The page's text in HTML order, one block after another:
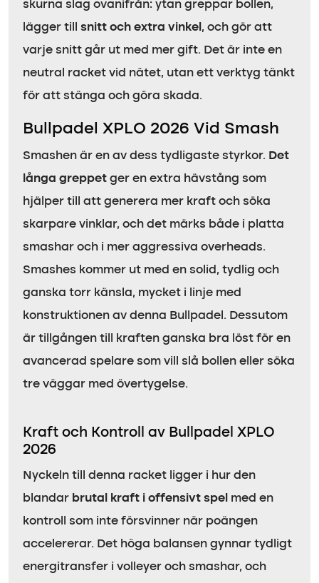
skurna slag ovanifrån: ytan greppar bollen,
lägger till snitt och extra vinkel , och gör att
varje snitt går ut med mer gift. Det är inte en
neutral racket vid nätet, utan ett verktyg tänkt
för att stänga och göra skada.
Bullpadel XPLO 2026 Vid Smash
Smashen är en av dess tydligaste styrkor. Det
långa greppet ger en extra hävstång som
hjälper till att generera mer kraft och söka
skarpare vinklar, och det märks både i platta
smashar och i mer aggressiva overheads.
Smashes kommer ut med en solid, tydlig och
ganska torr känsla, mycket i linje med
konstruktionen av denna Bullpadel. Dessutom
är tillgången till kraften ganska bra löst för en
avancerad spelare som vill slå bollen eller söka
tre väggar med övertygelse.
Kraft och Kontroll av Bullpadel XPLO
2026
Nyckeln till denna racket ligger i hur den
blandar brutal kraft i offensivt spel med en
kontroll som inte försvinner när poängen
accelererar. Det höga balansen gynnar tydligt
energitransfer i volleyer och smashar, och